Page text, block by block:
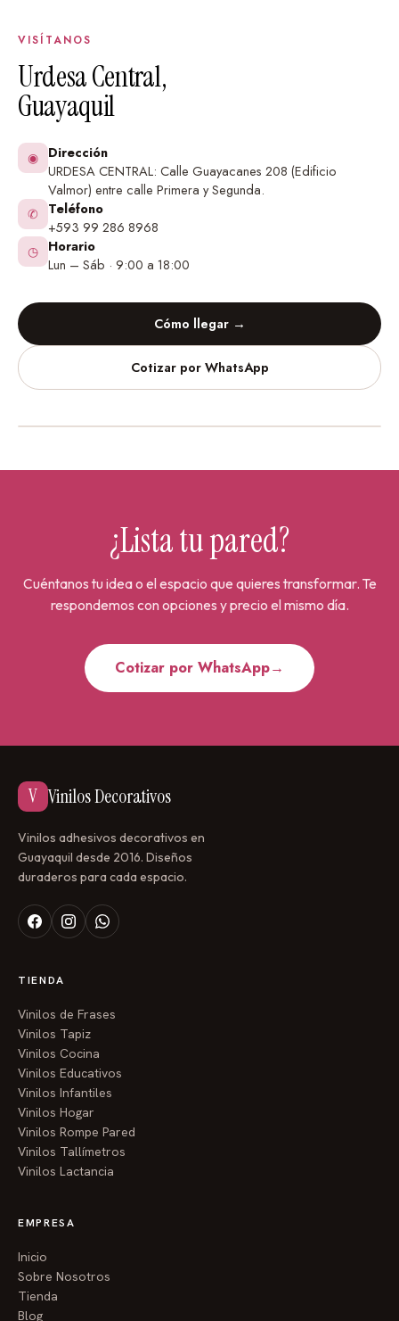
VISÍTANOS
Urdesa Central,
Guayaquil
◉ Dirección
URDESA CENTRAL: Calle Guayacanes 208 (Edificio
Valmor) entre calle Primera y Segunda.
✆
Teléfono
+593 99 286 8968
◷ Horario
Lun – Sáb · 9:00 a 18:00
Cómo llegar →
Cotizar por WhatsApp
Vinilos Decorativos
¿Lista tu pared?
Cuéntanos tu idea o el espacio que quieres transformar. Te
respondemos con opciones y precio el mismo día.
Cotizar por WhatsApp→
V Vinilos Decorativos
Vinilos adhesivos decorativos en
Guayaquil desde 2016. Diseños
duraderos para cada espacio.
TIENDA
Vinilos de Frases
Vinilos Tapiz
Vinilos Cocina
Vinilos Educativos
Vinilos Infantiles
Vinilos Hogar
Vinilos Rompe Pared
Vinilos Tallímetros
Vinilos Lactancia
EMPRESA
Inicio
Sobre Nosotros
Tienda
Blog